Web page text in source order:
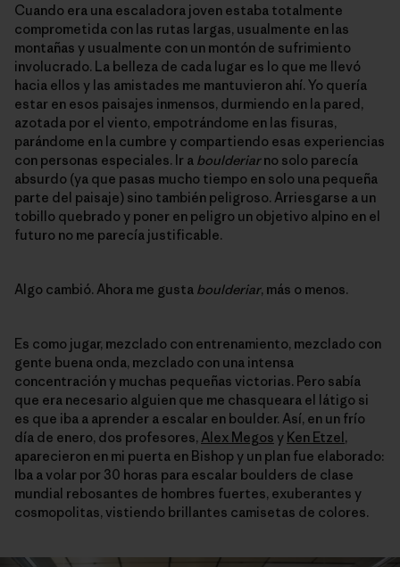
Cuando era una escaladora joven estaba totalmente
comprometida con las rutas largas, usualmente en las
montañas y usualmente con un montón de sufrimiento
involucrado. La belleza de cada lugar es lo que me llevó
hacia ellos y las amistades me mantuvieron ahí. Yo quería
estar en esos paisajes inmensos, durmiendo en la pared,
azotada por el viento, empotrándome en las fisuras,
parándome en la cumbre y compartiendo esas experiencias
con personas especiales. Ir a boulderiarno solo parecía
absurdo (ya que pasas mucho tiempo en solo una pequeña
parte del paisaje) sino también peligroso. Arriesgarse a un
tobillo quebrado y poner en peligro un objetivo alpino en el
futuro no me parecía justificable.
Algo cambió. Ahora me gusta boulderiar, más o menos.
Es como jugar, mezclado con entrenamiento, mezclado con
gente buena onda, mezclado con una intensa
concentración y muchas pequeñas victorias. Pero sabía
que era necesario alguien que me chasqueara el látigo si
es que iba a aprender a escalar en boulder. Así, en un frío
día de enero, dos profesores, Alex Megos y Ken Etzel,
aparecieron en mi puerta en Bishop y un plan fue elaborado:
Iba a volar por 30 horas para escalar boulders de clase
mundial rebosantes de hombres fuertes, exuberantes y
cosmopolitas, vistiendo brillantes camisetas de colores.